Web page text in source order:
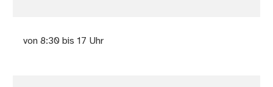
von 8:30 bis 17 Uhr